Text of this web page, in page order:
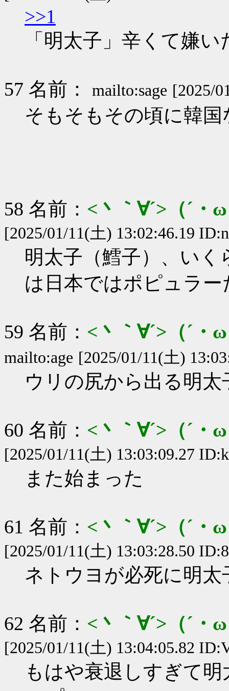
>>1
「明太子」辛くて嫌
57 名前： mailto:sage [2025/
そもそもその頃に韓
58 名前： <丶｀∀´>（´
[2025/01/11(土) 13:02:46.19
明太子（鱈子）、い
は日本ではポピュラー
59 名前： <丶｀∀´>（´
mailto:age [2025/01/11(土)
ウリの尻から出る明
60 名前： <丶｀∀´>（´
[2025/01/11(土) 13:03:09.27
また始まった
61 名前： <丶｀∀´>（´
[2025/01/11(土) 13:03:28.50
ネトウヨが必死に明
62 名前： <丶｀∀´>（´
[2025/01/11(土) 13:04:05.82
もはや衰退しすぎて